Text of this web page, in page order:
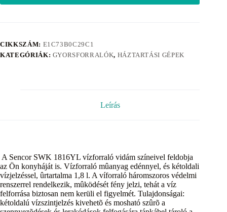
CIKKSZÁM: E1C73B0C29C1
KATEGÓRIÁK: GYORSFORRALÓK, HÁZTARTÁSI GÉPEK
Leírás
A Sencor SWK 1816YL vízforraló vidám színeivel feldobja
az Ön konyháját is. Vízforraló mûanyag edénnyel, és kétoldali
vízjelzéssel, ûrtartalma 1,8 l. A víforraló háromszoros védelmi
renszerrel rendelkezik, mûködését fény jelzi, tehát a víz
felforrása biztosan nem kerüli el figyelmét. Tulajdonságai:
kétoldalú vízszintjelzés kivehetõ és mosható szûrõ a